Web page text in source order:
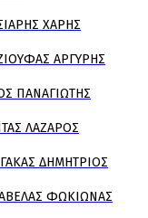
ΧΑΡΗΣ
ΑΡΓΥΡΗΣ
ΠΑΝΑΓΙΩΤΗΣ
ΛΑΖΑΡΟΣ
ΔΗΜΗΤΡΙΟΣ
ΦΩΚΙΩΝΑΣ